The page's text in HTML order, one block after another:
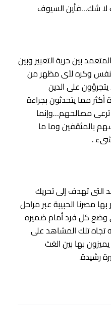
لا شك…فأين السيوف
بين حرية التعبير وبين
وكره لأى مظهر من
على الدين
مما يتحدثون بجراءة
ترعى مصالحهم…وإنما
بالمثقفين وما ما
.
تهدف إلى تحريك
مصرنا الحبيبة عبر مراحل
كل فرد أمام ضميره
تجاه تلك المشاهد على
بها بين الغث
رشيدة.